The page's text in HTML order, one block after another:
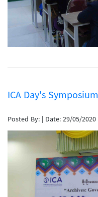
ICA Day's Symposium
Posted By: | Date: 29/05/2020